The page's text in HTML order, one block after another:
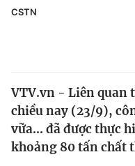
Thế giới
Tin tức
Kinh tế
CSTN
VTV.vn - Liên quan
chiều nay (23/9),
vữa... đã được thực
khoảng 80 tấn chất